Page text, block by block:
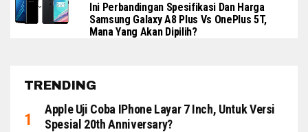
Ini Perbandingan Spesifikasi Dan Harga
Samsung Galaxy A8 Plus Vs OnePlus 5T,
Mana Yang Akan Dipilih?
TRENDING
Apple Uji Coba IPhone Layar 7 Inch, Untuk Versi
Spesial 20th Anniversary?